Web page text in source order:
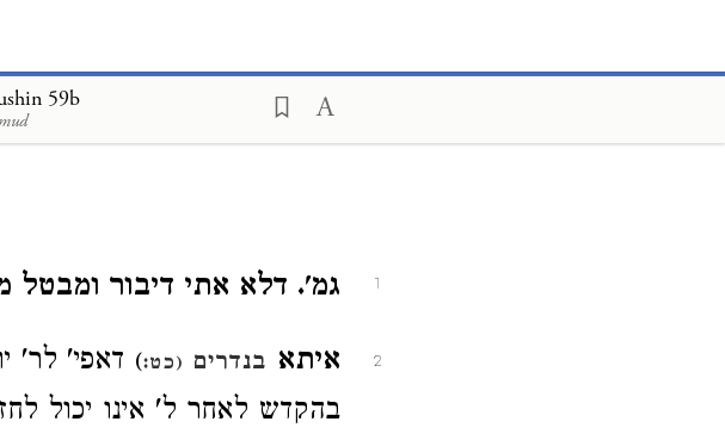
59b
1 גמ'. דלא אתי דיבור ומבטל
2 איתא בנדרים (כט:) דאפי' לר'
בהקדש לאחר ל' אינו יכול